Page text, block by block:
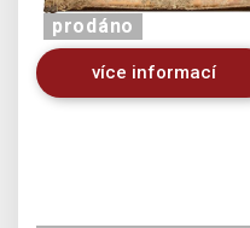
prodáno
více informací